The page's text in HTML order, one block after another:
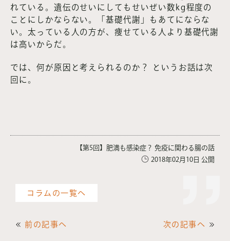
れている。遺伝のせいにしてもせいぜい数kg程度の
ことにしかならない。「基礎代謝」もあてにならな
い。太っている人の方が、痩せている人より基礎代謝
は高いからだ。
では、何が原因と考えられるのか？ というお話は次
回に。
【第5回】肥満も感染症？ 免疫に関わる腸の話
2018年02月10日 公開
前の記事へ
コラムの一覧へ
次の記事へ